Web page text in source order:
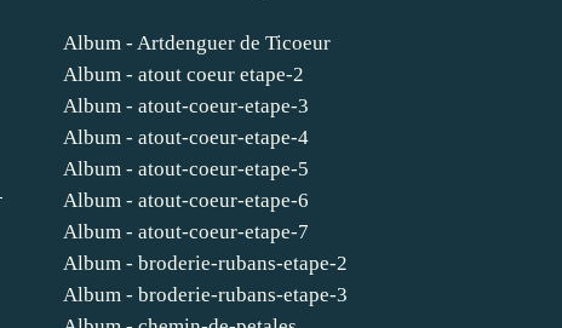
Album - Artdenguer de Ticoeur
Album - atout coeur etape-2
Album - atout-coeur-etape-3
Album - atout-coeur-etape-4
Album - atout-coeur-etape-5
Album - atout-coeur-etape-6
Album - atout-coeur-etape-7
Album - broderie-rubans-etape-2
Album - broderie-rubans-etape-3